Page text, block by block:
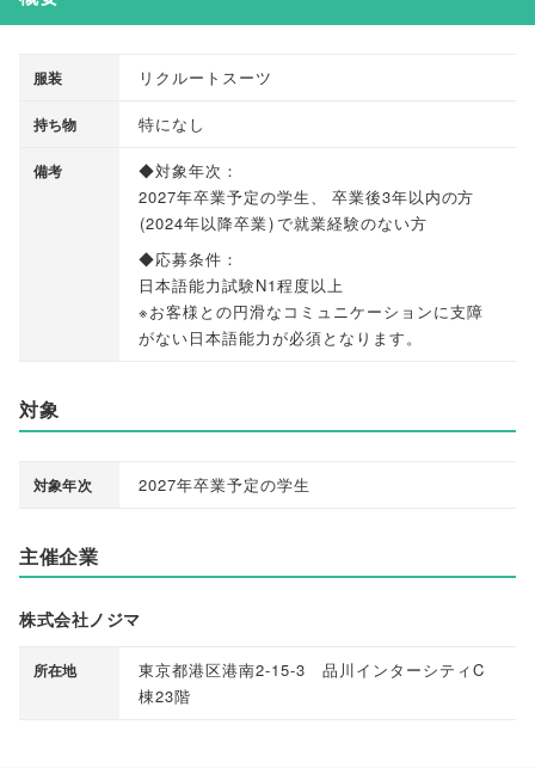
服装 リクルートスーツ
持ち物 特になし
備考
◆対象年次：
2027年卒業予定の学生
卒業後3年以内の方
(2024年以降卒業)で就業経験のない方
◆応募条件：
日本語能力試験N1程度以上
※お客様との円滑なコミュニケーションに支障
がない日本語能力が必須となります 。
対象
対象年次 2027年卒業予定の学生
主催企業
株式会社ノジマ
所在地
東京都港区港南2-15-3 品川インターシティC
棟23階